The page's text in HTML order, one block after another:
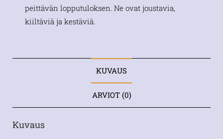
peittävän lopputuloksen. Ne ovat joustavia,
kiiltäviä ja kestäviä.
KUVAUS
ARVIOT (0)
Kuvaus